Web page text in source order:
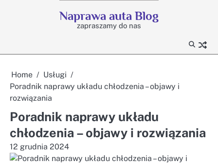
Naprawa auta Blog
zapraszamy do nas
Home
Usługi
Poradnik naprawy układu chłodzenia – objawy i
rozwiązania
Poradnik naprawy układu
chłodzenia – objawy i rozwiązania
12 grudnia 2024